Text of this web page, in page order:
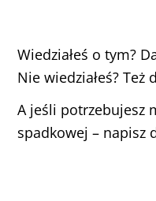
Wiedziałeś o tym?
Nie wiedziałeś? Też
A jeśli potrzebujesz
spadkowej – napisz